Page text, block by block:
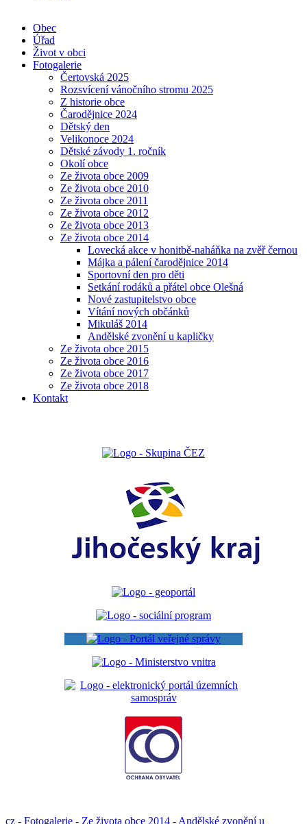
Obec
Úřad
Život v obci
Fotogalerie
Čertovská 2025
Rozsvícení vánočního stromu 2025
Z historie obce
Čarodějnice 2024
Dětský den
Velikonoce 2024
Dětské závody 1. ročník
Okolí obce
Ze života obce 2009
Ze života obce 2010
Ze života obce 2011
Ze života obce 2012
Ze života obce 2013
Ze života obce 2014
Lovecká akce v honitbě-naháňka na zvěř černou
Májka a pálení čarodějnice 2014
Sportovní den pro děti
Setkání rodáků a přátel obce Olešná
Nové zastupitelstvo obce
Vítání nových občánků
Mikuláš 2014
Andělské zvonění u kapličky
Ze života obce 2015
Ze života obce 2016
Ze života obce 2017
Ze života obce 2018
Kontakt
cz - Fotogalerie - Ze života obce 2014 - Andělské zvonění u